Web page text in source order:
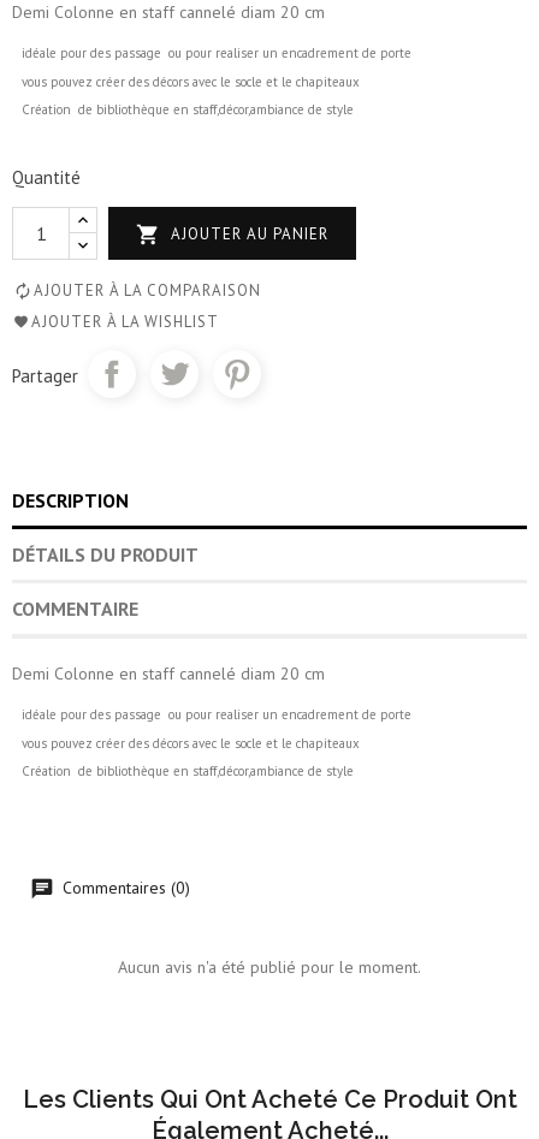
Demi Colonne en staff cannelé diam 20 cm
idéale pour des passage ou pour realiser un encadrement de porte
vous pouvez créer des décors avec le socle et le chapiteaux
Création de bibliothèque en staff,décor,ambiance de style
Quantité
 AJOUTER AU PANIER
AJOUTER À LA COMPARAISON
AJOUTER À LA WISHLIST
Partager
DESCRIPTION
DÉTAILS DU PRODUIT
COMMENTAIRE
Demi Colonne en staff cannelé diam 20 cm
idéale pour des passage ou pour realiser un encadrement de porte
vous pouvez créer des décors avec le socle et le chapiteaux
Création de bibliothèque en staff,décor,ambiance de style
Commentaires (0)
Aucun avis n'a été publié pour le moment.
Les Clients Qui Ont Acheté Ce Produit Ont
Également Acheté...